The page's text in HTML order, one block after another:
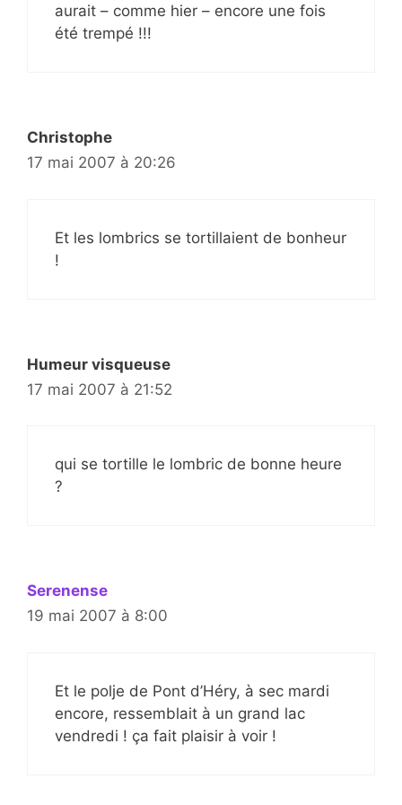
aurait – comme hier – encore une fois
été trempé !!!
Christophe
17 mai 2007 à 20:26
Et les lombrics se tortillaient de bonheur
!
Humeur visqueuse
17 mai 2007 à 21:52
qui se tortille le lombric de bonne heure
?
Serenense
19 mai 2007 à 8:00
Et le polje de Pont d’Héry, à sec mardi
encore, ressemblait à un grand lac
vendredi ! ça fait plaisir à voir !